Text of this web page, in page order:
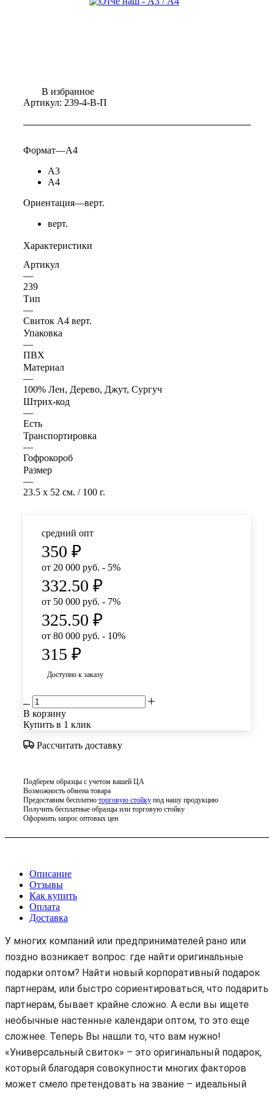
В избранное
Артикул: 239-4-В-П
Формат—А4
А3
А4
Ориентация—верт.
верт.
Характеристики
Артикул
—
239
Тип
—
Свиток А4 верт.
Упаковка
—
ПВХ
Материал
—
100% Лен, Дерево, Джут, Сургуч
Штрих-код
—
Есть
Транспортировка
—
Гофрокороб
Размер
—
23.5 x 52 см. / 100 г.
средний опт
350 ₽
от 20 000 руб. - 5%
332.50 ₽
от 50 000 руб. - 7%
325.50 ₽
от 80 000 руб. - 10%
315 ₽
Доступно к заказу
В корзину
Купить в 1 клик
Рассчитать доставку
Подберем образцы с учетом вашей ЦА
Возможность обмена товара
Предоставим бесплатно торговую стойку под нашу продукцию
Получить бесплатные образцы или торговую стойку
Оформить запрос оптовых цен
Описание
Отзывы
Как купить
Оплата
Доставка
У многих компаний или предпринимателей рано или
поздно возникает вопрос: где найти оригинальные
подарки оптом? Найти новый корпоративный подарок
партнерам, или быстро сориентироваться, что подарить
партнерам, бывает крайне сложно. А если вы ищете
необычные настенные календари оптом, то это еще
сложнее. Теперь Вы нашли то, что вам нужно!
«Универсальный свиток» – это оригинальный подарок,
который благодаря совокупности многих факторов
может смело претендовать на звание – идеальный